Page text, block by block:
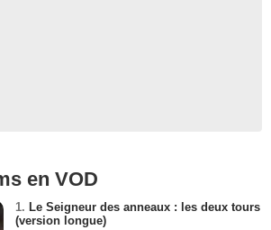
en VOD
1. Le Seigneur des anneaux : les deux tours
(version longue)